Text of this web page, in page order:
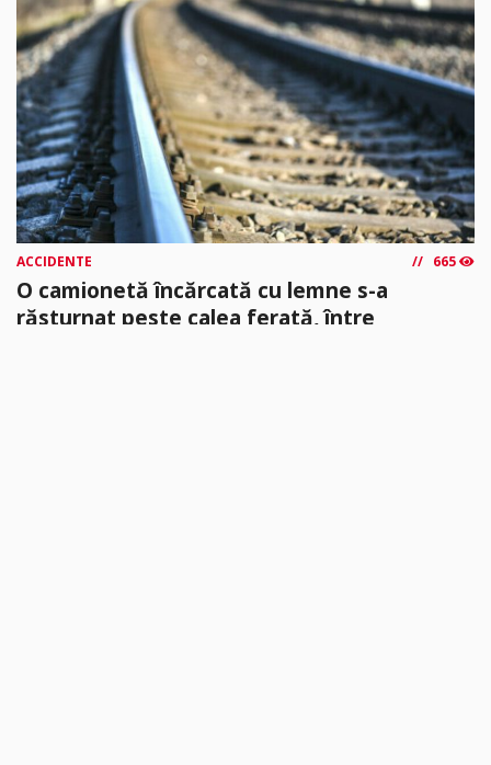
ACCIDENTE 665
O camionetă încărcată cu lemne s-a
răsturnat peste calea ferată, între